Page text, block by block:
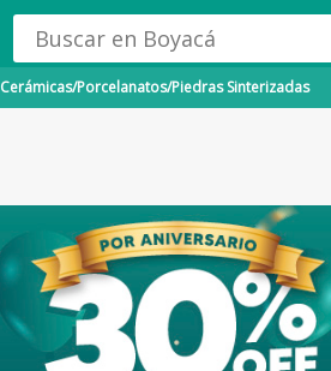
Cerámicas/Porcelanatos/Piedras Sinterizadas